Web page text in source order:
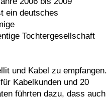
ein deutsches
Tochtergesellschaft
und Kabel zu empfangen.
Kabelkunden und 20
führten dazu, dass auch